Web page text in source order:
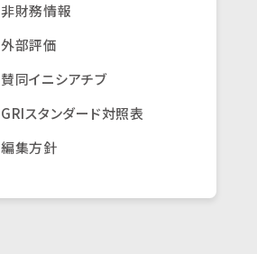
非財務情報
外部評価
賛同イニシアチブ
GRIスタンダード対照表
編集方針